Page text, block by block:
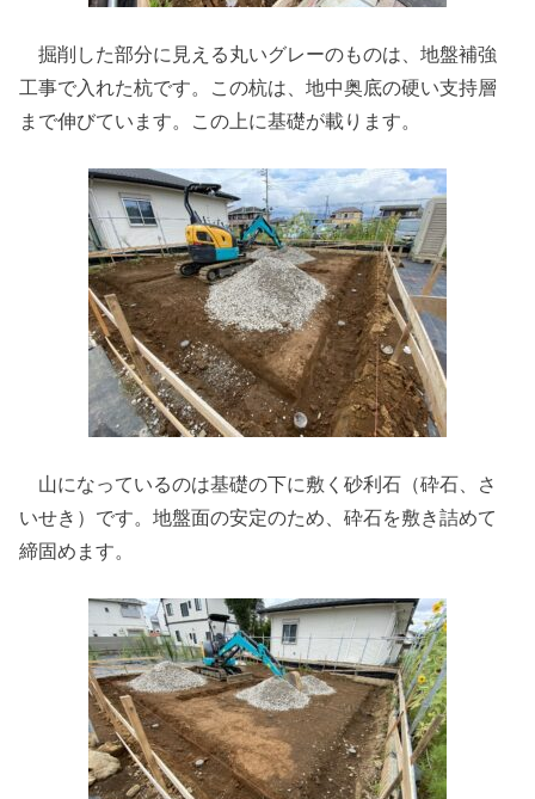
掘削した部分に見える丸いグレーのものは、地盤補強
工事で入れた杭です。この杭は、地中奥底の硬い支持層
まで伸びています。この上に基礎が載ります。
山になっているのは基礎の下に敷く砂利石（砕石、さ
いせき）です。地盤面の安定のため、砕石を敷き詰めて
締固めます。